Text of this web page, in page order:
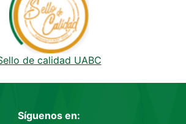
de calidad UABC
Síguenos en: